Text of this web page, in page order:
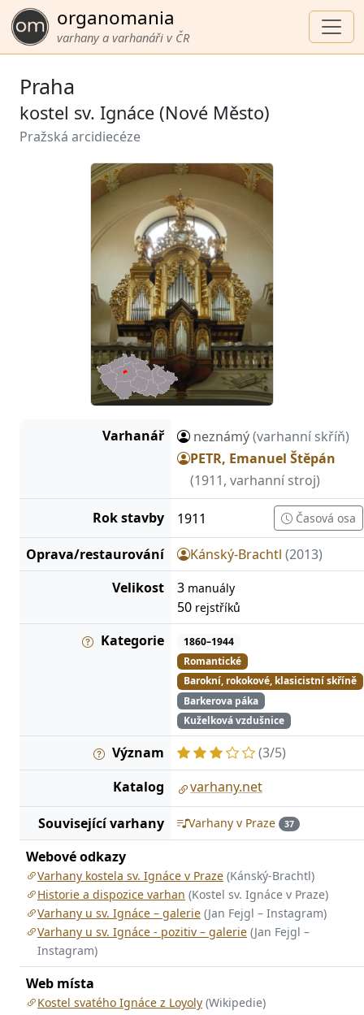
organomania
varhany a varhanáři v ČR
Praha
kostel sv. Ignáce (Nové Město)
Pražská arcidiecéze
Varhanář neznámý(varhanní skříň)
PETR, Emanuel Štěpán
(1911, varhanní stroj)
Rok stavby 1911 Časová osa
Oprava/restaurování Kánský-Brachtl (2013)
Velikost
3 manuály
50 rejstříků
Kategorie
1860–1944
Romantické
Barokní, rokokové, klasicistní skříně
Barkerova páka
Kuželková vzdušnice
Význam
(3/5)
Katalog
varhany.net
Související varhany Varhany v Praze 37
Webové odkazy
Varhany kostela sv. Ignáce v Praze (Kánský-Brachtl)
Historie a dispozice varhan (Kostel sv. Ignáce v Praze)
Varhany u sv. Ignáce – galerie (Jan Fejgl – Instagram)
Varhany u sv. Ignáce - pozitiv – galerie (Jan Fejgl –
Instagram)
Web místa
Kostel svatého Ignáce z Loyoly (Wikipedie)